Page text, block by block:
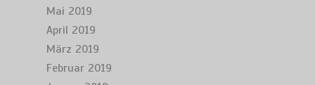
Mai 2019
April 2019
März 2019
Februar 2019